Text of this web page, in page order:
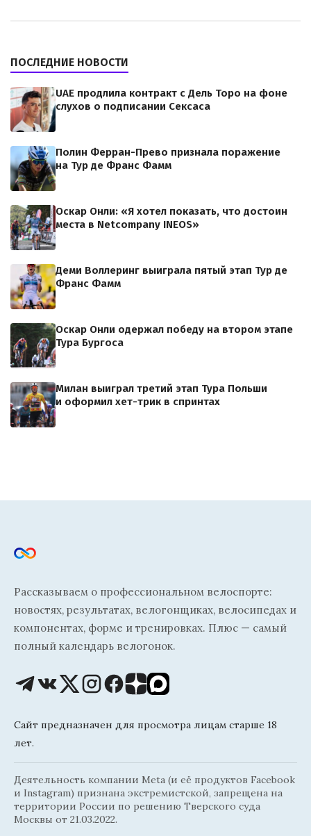
ПОСЛЕДНИЕ НОВОСТИ
UAE продлила контракт с Дель Торо на фоне
слухов о подписании Сексаса
Полин Ферран-Прево признала поражение
на Тур де Франс Фамм
Оскар Онли: «Я хотел показать, что достоин
места в Netcompany INEOS»
Деми Воллеринг выиграла пятый этап Тур де
Франс Фамм
Оскар Онли одержал победу на втором этапе
Тура Бургоса
Милан выиграл третий этап Тура Польши
и оформил хет-трик в спринтах
Рассказываем о профессиональном велоспорте:
новостях, результатах, велогонщиках, велосипедах и
компонентах, форме и тренировках. Плюс — самый
полный календарь велогонок.
Сайт предназначен для просмотра лицам старше 18
лет.
Деятельность компании Meta (и её продуктов Facebook
и Instagram) признана экстремистской, запрещена на
территории России по решению Тверского суда
Москвы от 21.03.2022.